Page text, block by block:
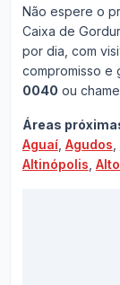
Não espere o
Caixa de
por dia, com
compromisso e
0040 ou
Áreas
Aguaí, Agudos
Altinópolis